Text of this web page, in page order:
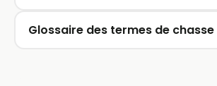
Glossaire des termes de chasse